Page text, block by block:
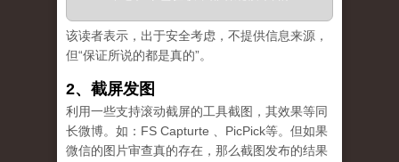
该读者表示，出于安全考虑，不提供信息来源，
但“保证所说的都是真的”。
2、截屏发图
利用一些支持滚动截屏的工具截图，其效果等同
长微博。如：FS Capturte 、PicPick等。但如果
微信的图片审查真的存在，那么截图发布的结果